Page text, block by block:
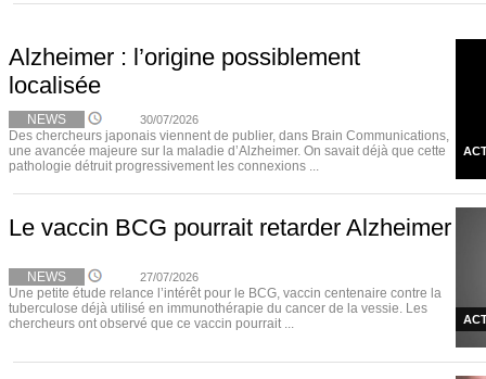
Alzheimer : l’origine possiblement
localisée
NEWS 30/07/2026
Des chercheurs japonais viennent de publier, dans Brain Communications,
une avancée majeure sur la maladie d’Alzheimer. On savait déjà que cette
pathologie détruit progressivement les connexions ...
Le vaccin BCG pourrait retarder Alzheimer
NEWS 27/07/2026
Une petite étude relance l’intérêt pour le BCG, vaccin centenaire contre la
tuberculose déjà utilisé en immunothérapie du cancer de la vessie. Les
chercheurs ont observé que ce vaccin pourrait ...